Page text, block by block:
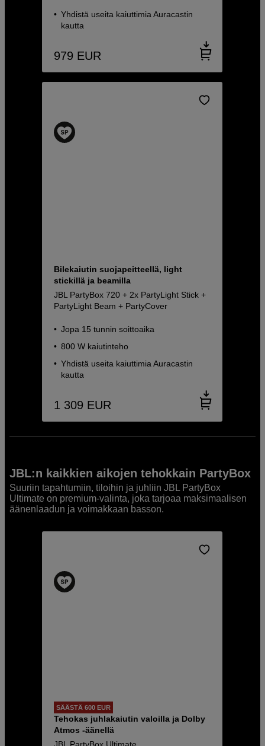
Yhdistä useita kaiuttimia Auracastin
kautta
979 EUR
Bilekaiutin suojapeitteellä, light
stickillä ja beamilla
JBL PartyBox 720 + 2x PartyLight Stick +
PartyLight Beam + PartyCover
Jopa 15 tunnin soittoaika
800 W kaiutinteho
Yhdistä useita kaiuttimia Auracastin
kautta
1 309 EUR
JBL:n kaikkien aikojen tehokkain PartyBox
Suuriin tapahtumiin, tiloihin ja juhliin JBL PartyBox
Ultimate on premium-valinta, joka tarjoaa maksimaalisen
äänenlaadun ja voimakkaan basson.
SÄÄSTÄ 600 EUR
Tehokas juhlakaiutin valoilla ja Dolby
Atmos -äänellä